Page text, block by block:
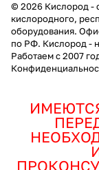
© 2026 Кислород -
кислородного,
оборудования.
по РФ. Кислород -
Работаем с 2007